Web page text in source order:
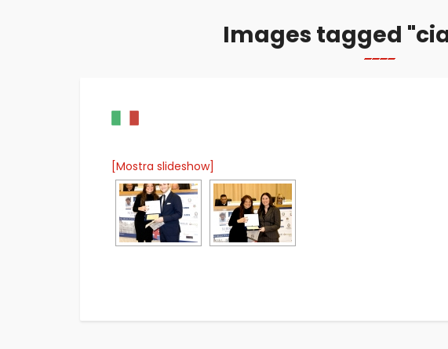
Images tagged
[Mostra slideshow]